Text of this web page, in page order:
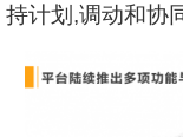
持计划,调动和协